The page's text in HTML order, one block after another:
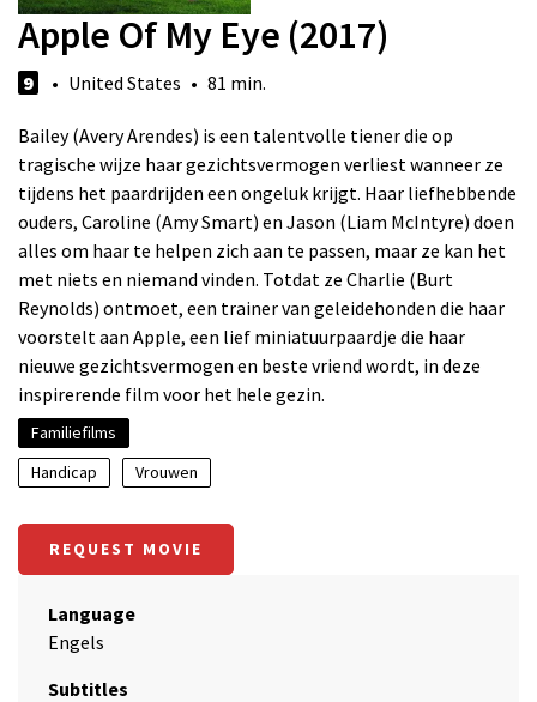
Apple Of My Eye (2017)
9 • United States • 81 min.
Bailey (Avery Arendes) is een talentvolle tiener die op
tragische wijze haar gezichtsvermogen verliest wanneer ze
tijdens het paardrijden een ongeluk krijgt. Haar liefhebbende
ouders, Caroline (Amy Smart) en Jason (Liam McIntyre) doen
alles om haar te helpen zich aan te passen, maar ze kan het
met niets en niemand vinden. Totdat ze Charlie (Burt
Reynolds) ontmoet, een trainer van geleidehonden die haar
voorstelt aan Apple, een lief miniatuurpaardje die haar
nieuwe gezichtsvermogen en beste vriend wordt, in deze
inspirerende film voor het hele gezin.
Familiefilms
Handicap
Vrouwen
REQUEST MOVIE
Language
Engels
Subtitles